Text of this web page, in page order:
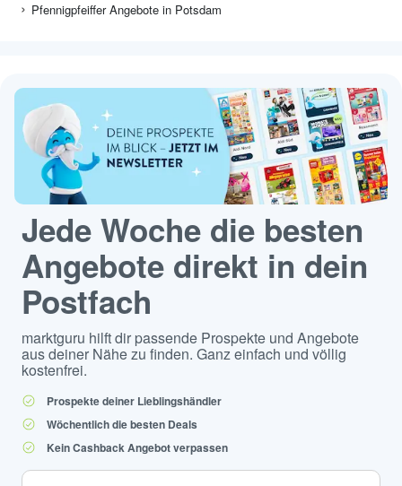
Pfennigpfeiffer Angebote in Potsdam
Jede Woche die besten
Angebote direkt in dein
Postfach
marktguru hilft dir passende Prospekte und Angebote
aus deiner Nähe zu finden. Ganz einfach und völlig
kostenfrei.
Prospekte deiner Lieblingshändler
Wöchentlich die besten Deals
Kein Cashback Angebot verpassen